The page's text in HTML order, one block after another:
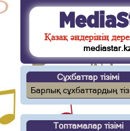
Қазақ әндерінің
Сұхбаттар тізімі
Барлық сұхбаттардың
Топтамалар тізімі